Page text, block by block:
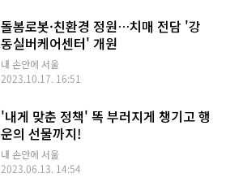
돌봄로봇·친환경 정원…치매 전담 '강
동실버케어센터' 개원
내 손안에 서울
2023.10.17. 16:51
'내게 맞춘 정책' 똑 부러지게 챙기고 행
운의 선물까지!
내 손안에 서울
2023.06.13. 14:54